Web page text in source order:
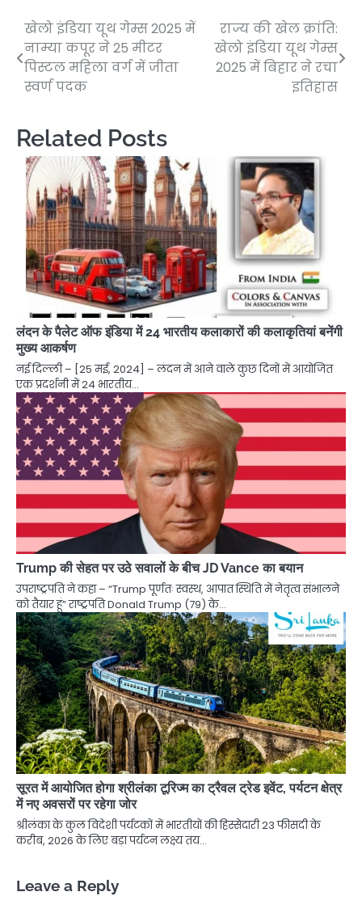
Post
navigation
खेलो इंडिया यूथ गेम्स 2025 में
नाम्या कपूर ने 25 मीटर
पिस्टल महिला वर्ग में जीता
स्वर्ण पदक
राज्य की खेल क्रांति:
खेलो इंडिया यूथ गेम्स
2025 में बिहार ने रचा
इतिहास
Related Posts
लंदन के पैलेट ऑफ इंडिया में 24 भारतीय कलाकारों की कलाकृतियां बनेंगी
मुख्य आकर्षण
नई दिल्ली – [25 मई, 2024] – लंदन में आने वाले कुछ दिनों में आयोजित
एक प्रदर्शनी में 24 भारतीय…
Trump की सेहत पर उठे सवालों के बीच JD Vance का बयान
उपराष्ट्रपति ने कहा – “Trump पूर्णतः स्वस्थ, आपात स्थिति में नेतृत्व संभालने
को तैयार हूं” राष्ट्रपति Donald Trump (79) के…
सूरत में आयोजित होगा श्रीलंका टूरिज्म का ट्रैवल ट्रेड इवेंट, पर्यटन क्षेत्र
में नए अवसरों पर रहेगा जोर
श्रीलंका के कुल विदेशी पर्यटकों में भारतीयों की हिस्सेदारी 23 फीसदी के
करीब, 2026 के लिए बड़ा पर्यटन लक्ष्य तय…
Leave a Reply